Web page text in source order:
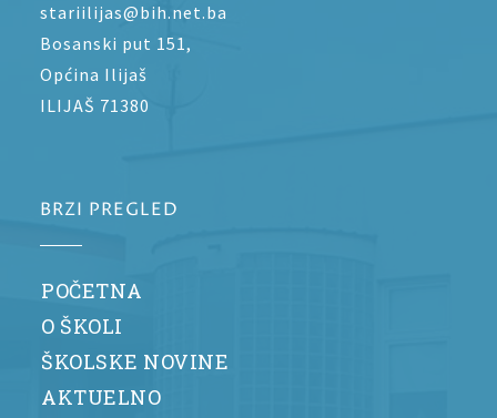
stariilijas@bih.net.ba
Bosanski put 151,
Općina Ilijaš
ILIJAŠ 71380
BRZI PREGLED
POČETNA
O ŠKOLI
ŠKOLSKE NOVINE
AKTUELNO